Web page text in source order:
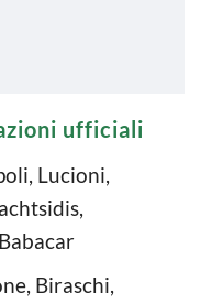
ufficiali
Lucioni,
Biraschi,